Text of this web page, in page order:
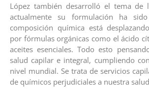
López también desarrolló el tema de
actualmente su formulación ha
composición química está
por fórmulas orgánicas como el ácido
aceites esenciales. Todo esto
salud capilar e integral, cumpliendo
nivel mundial. Se trata de servicios
de químicos perjudiciales a nuestra